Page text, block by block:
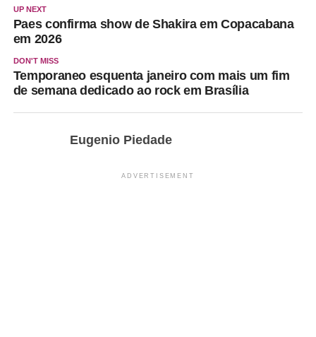
UP NEXT
Paes confirma show de Shakira em Copacabana
em 2026
DON'T MISS
Temporaneo esquenta janeiro com mais um fim
de semana dedicado ao rock em Brasília
Eugenio Piedade
ADVERTISEMENT